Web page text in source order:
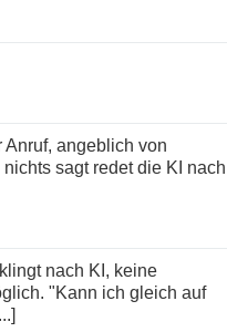
sagt redet die KI nach
"Kann ich gleich auf